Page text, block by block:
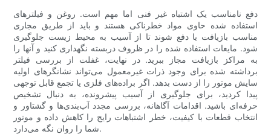
دفع نامناسب یک اشتباه غیر فنی اما مهم است. روغن و فیلترهای
استفاده شده حاوی مواد خطرناکی هستند و باید از طریق مجاری
مناسب بازیافت یا دفع شوند تا از آسیب به محیط زیست جلوگیری
شود. مایعات استفاده شده را در ظروف دربسته نگهداری کنید و آنها را
به مراکز بازیافت مجاز ببرید. در نهایت، غفلت از بررسی فیلتر
برداشته شده برای وجود ذرات غیرمعمول می‌تواند نشانگرهای اولیه
سایش موتور را از دست بدهد. اگر براده‌های فلزی یا تجمع قابل توجهی
پیدا کردید، برای جلوگیری از آسیب پیشرونده، به دنبال تشخیص
حرفه‌ای باشید. اقدامات آگاهانه، بررسی مجدد آب‌بندی‌ها و گشتاور و
انتخاب قطعات با کیفیت، خطر اشتباهات رایج را کاهش داده و موتور
شما را روان نگه می‌دارد.